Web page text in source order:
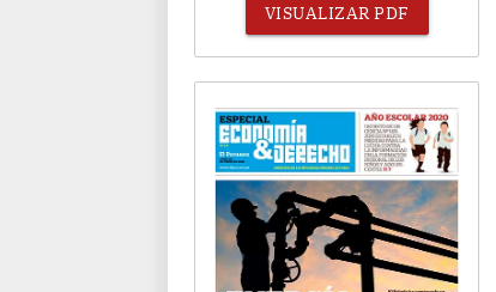
VISUALIZAR PDF